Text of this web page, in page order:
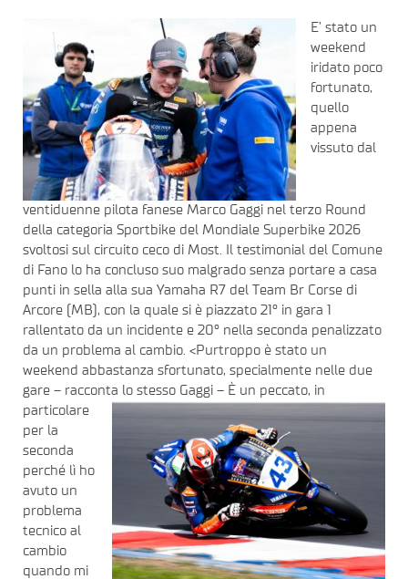
E’ stato un
weekend
iridato poco
fortunato,
quello
appena
vissuto dal
ventiduenne pilota fanese Marco Gaggi nel terzo Round
della categoria Sportbike del Mondiale Superbike 2026
svoltosi sul circuito ceco di Most. Il testimonial del Comune
di Fano lo ha concluso suo malgrado senza portare a casa
punti in sella alla sua Yamaha R7 del Team Br Corse di
Arcore (MB), con la quale si è piazzato 21° in gara 1
rallentato da un incidente e 20° nella seconda penalizzato
da un problema al cambio. <Purtroppo è stato un
weekend abbastanza sfortunato, specialmente nelle due
gare – racconta lo stesso Gaggi – È un peccato, in
particolare
per la
seconda
perché lì ho
avuto un
problema
tecnico al
cambio
quando mi